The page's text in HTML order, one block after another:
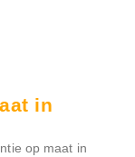
in
op maat in